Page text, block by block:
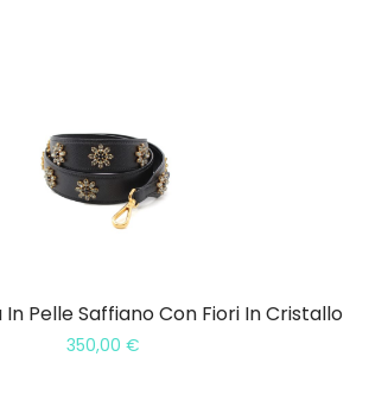
Pelle Saffiano Con Fiori In Cristallo
350,00 €